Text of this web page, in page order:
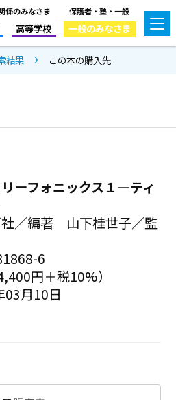
係のみなさま
高等学校
保護者・塾・一般
一般のみなさま
結果 この本の購入先
ーフォニックス１―ティ
／編著 山下桂世子／監
6
円＋税10%）
03月10日